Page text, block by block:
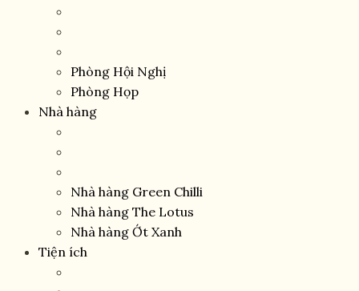
Phòng Hội Nghị
Phòng Họp
Nhà hàng
Nhà hàng Green Chilli
Nhà hàng The Lotus
Nhà hàng Ớt Xanh
Tiện ích